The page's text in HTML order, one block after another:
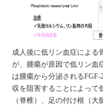
成人後に低リン血症による
が、腫瘍が原因で低リン血
は腫瘍から分泌される
収を阻害することによって
（脊椎）、足の付け根（